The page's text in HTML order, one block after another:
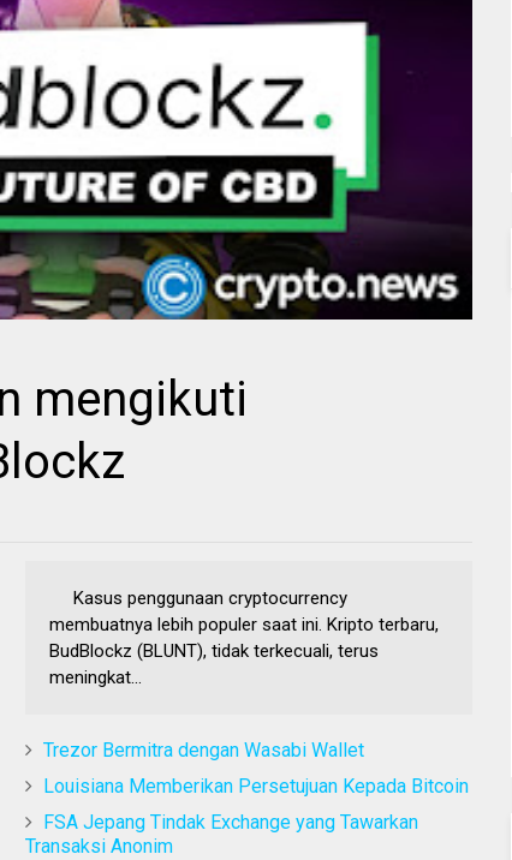
mengikuti
Kasus penggunaan cryptocurrency
membuatnya lebih populer saat ini. Kripto terbaru,
BudBlockz (BLUNT), tidak terkecuali, terus
meningkat...
Trezor Bermitra dengan Wasabi Wallet
Louisiana Memberikan Persetujuan Kepada Bitcoin
FSA Jepang Tindak Exchange yang Tawarkan
Transaksi Anonim